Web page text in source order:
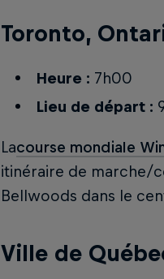
Toronto,
Heure : 7h00
Lieu de départ :
Lacourse mondiale
itinéraire de marche/
Bellwoods dans le
Ville de